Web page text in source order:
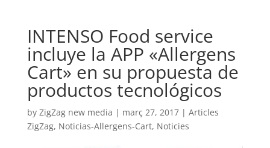
INTENSO Food service
incluye la APP «Allergens
Cart» en su propuesta de
productos tecnológicos
by ZigZag new media | març 27, 2017| Articles
ZigZag, Noticias-Allergens-Cart, Noticies